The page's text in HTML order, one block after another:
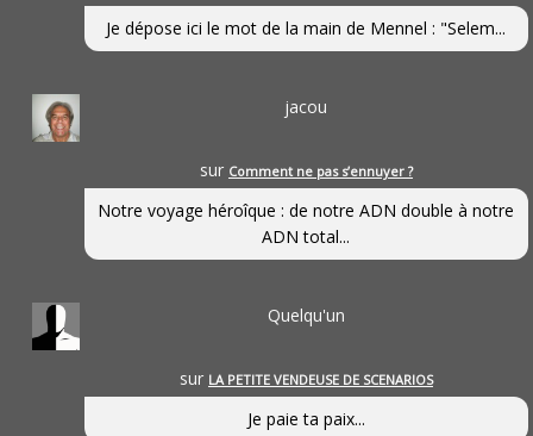
Je dépose ici le mot de la main de Mennel : "Selem...
jacou
sur Comment ne pas s’ennuyer ?
Notre voyage héroîque : de notre ADN double à notre
ADN total...
Quelqu'un
sur LA PETITE VENDEUSE DE SCENARIOS
Je paie ta paix...